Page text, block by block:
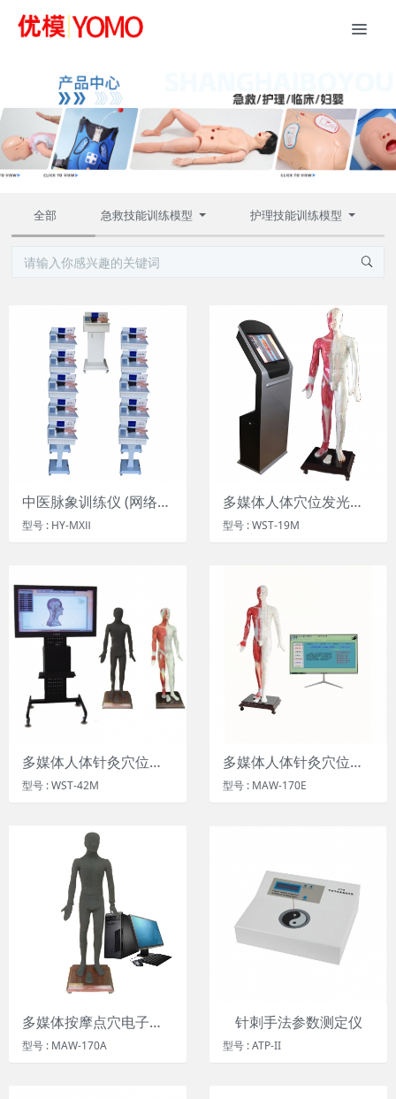
全部 急救技能训练模型 护理技能训练模型
中医脉象训练仪 (网络版) (单机版)
型号 : HY-MXⅡ
多媒体人体穴位发光数字交互平台 ，多媒体人体针灸穴位交互数字平台 ，多媒体针灸穴位发光模型
型号 : WST-19M
多媒体人体针灸穴位交互数字平台
型号 : WST-42M
多媒体人体针灸穴位发光模型
型号 : MAW-170E
多媒体按摩点穴电子人体模型
型号 : MAW-170A
针刺手法参数测定仪
型号 : ATP-II